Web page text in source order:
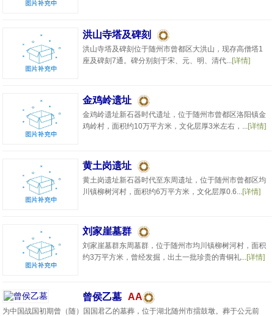
洪山寺塔及碑刻
洪山寺塔及碑刻位于随州市曾都区大洪山，现存高僧塔1
座及碑刻7通。碑分别刻于宋、元、明、清代...[详情]
金鸡岭遗址
金鸡岭遗址新石器时代遗址，位于随州市曾都区洛阳镇金
鸡岭村，面积约10万平方米，文化层厚3米左右，...[详情]
黄土岗遗址
黄土岗遗址新石器时代至东周遗址，位于随州市曾都区均
川镇柳树河村，面积约6万平方米，文化层厚0.6...[详情]
刘家崖墓群
刘家崖墓群东周墓群，位于随州市均川镇柳树河村，面积
约3万平方米，曾经发掘，出土一批珍贵的青铜礼...[详情]
曾侯乙墓 AA
为中国战国初期曾（随）国国君乙的墓葬，位于湖北随州市擂鼓墩。葬于公元前